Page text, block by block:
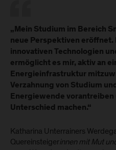
„Mein Studium im Bereich
neue Perspektiven eröffnet.
innovativen Technologien
ermöglicht es mir, aktiv an
Energieinfrastruktur
Verzahnung von Studium
Energiewende vorantreiben
Unterschied machen.“
Katharina Unterrainers
Quereinsteigerinnen mit Mut